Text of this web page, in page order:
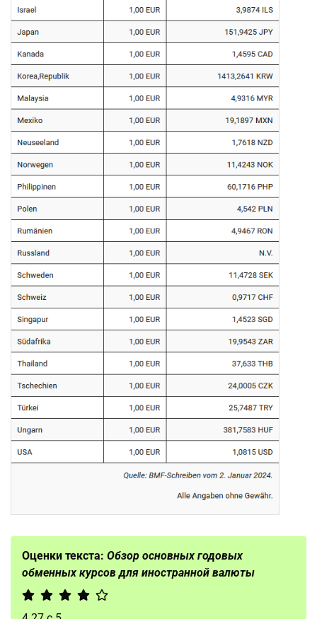
Оценки текста: Обзор основных годовых
обменных курсов для иностранной валюты